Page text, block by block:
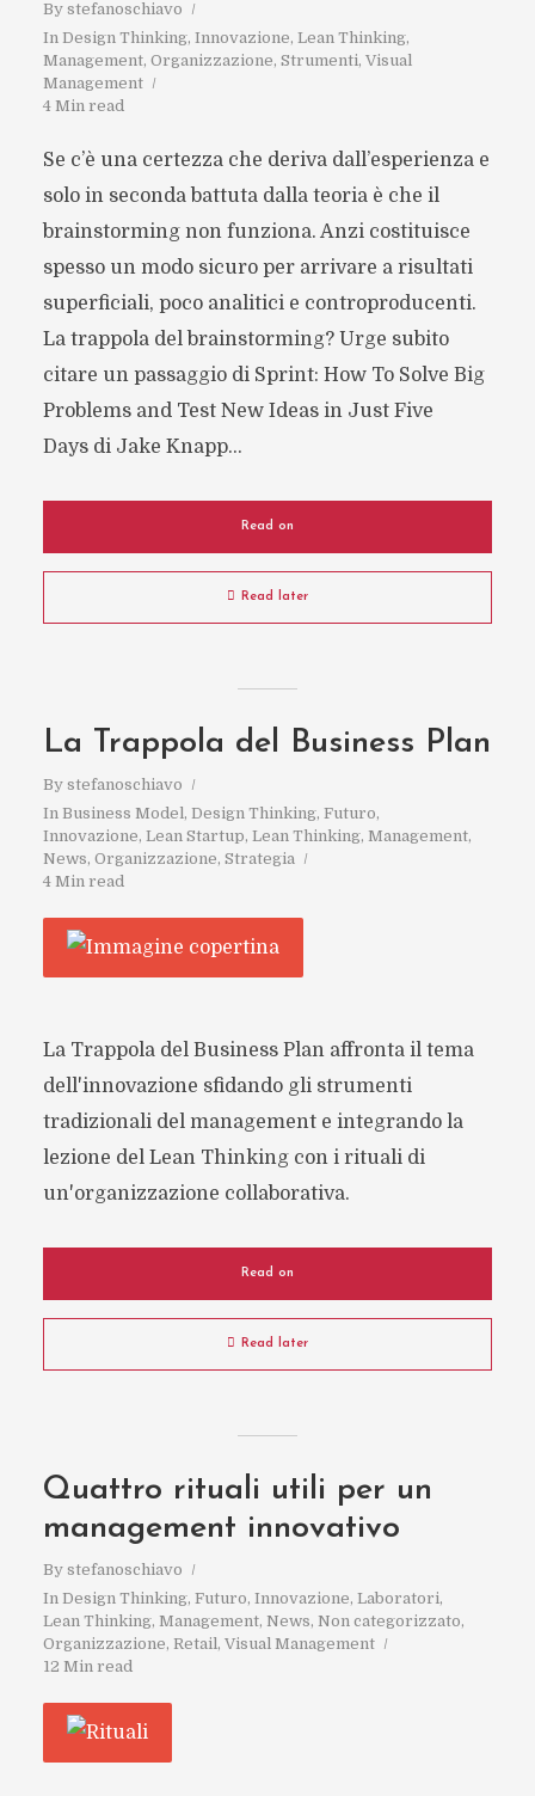
By stefanoschiavo
In Design Thinking, Innovazione, Lean Thinking,
Management, Organizzazione, Strumenti, Visual
Management
4 Min read
Se c’è una certezza che deriva dall’esperienza e
solo in seconda battuta dalla teoria è che il
brainstorming non funziona. Anzi costituisce
spesso un modo sicuro per arrivare a risultati
superficiali, poco analitici e controproducenti.
La trappola del brainstorming? Urge subito
citare un passaggio di Sprint: How To Solve Big
Problems and Test New Ideas in Just Five
Days di Jake Knapp...
Read on
Read later
La Trappola del Business Plan
By stefanoschiavo
In Business Model, Design Thinking, Futuro,
Innovazione, Lean Startup, Lean Thinking, Management,
News, Organizzazione, Strategia
4 Min read
La Trappola del Business Plan affronta il tema
dell'innovazione sfidando gli strumenti
tradizionali del management e integrando la
lezione del Lean Thinking con i rituali di
un'organizzazione collaborativa.
Read on
Read later
Quattro rituali utili per un
management innovativo
By stefanoschiavo
In Design Thinking, Futuro, Innovazione, Laboratori,
Lean Thinking, Management, News, Non categorizzato,
Organizzazione, Retail, Visual Management
12 Min read